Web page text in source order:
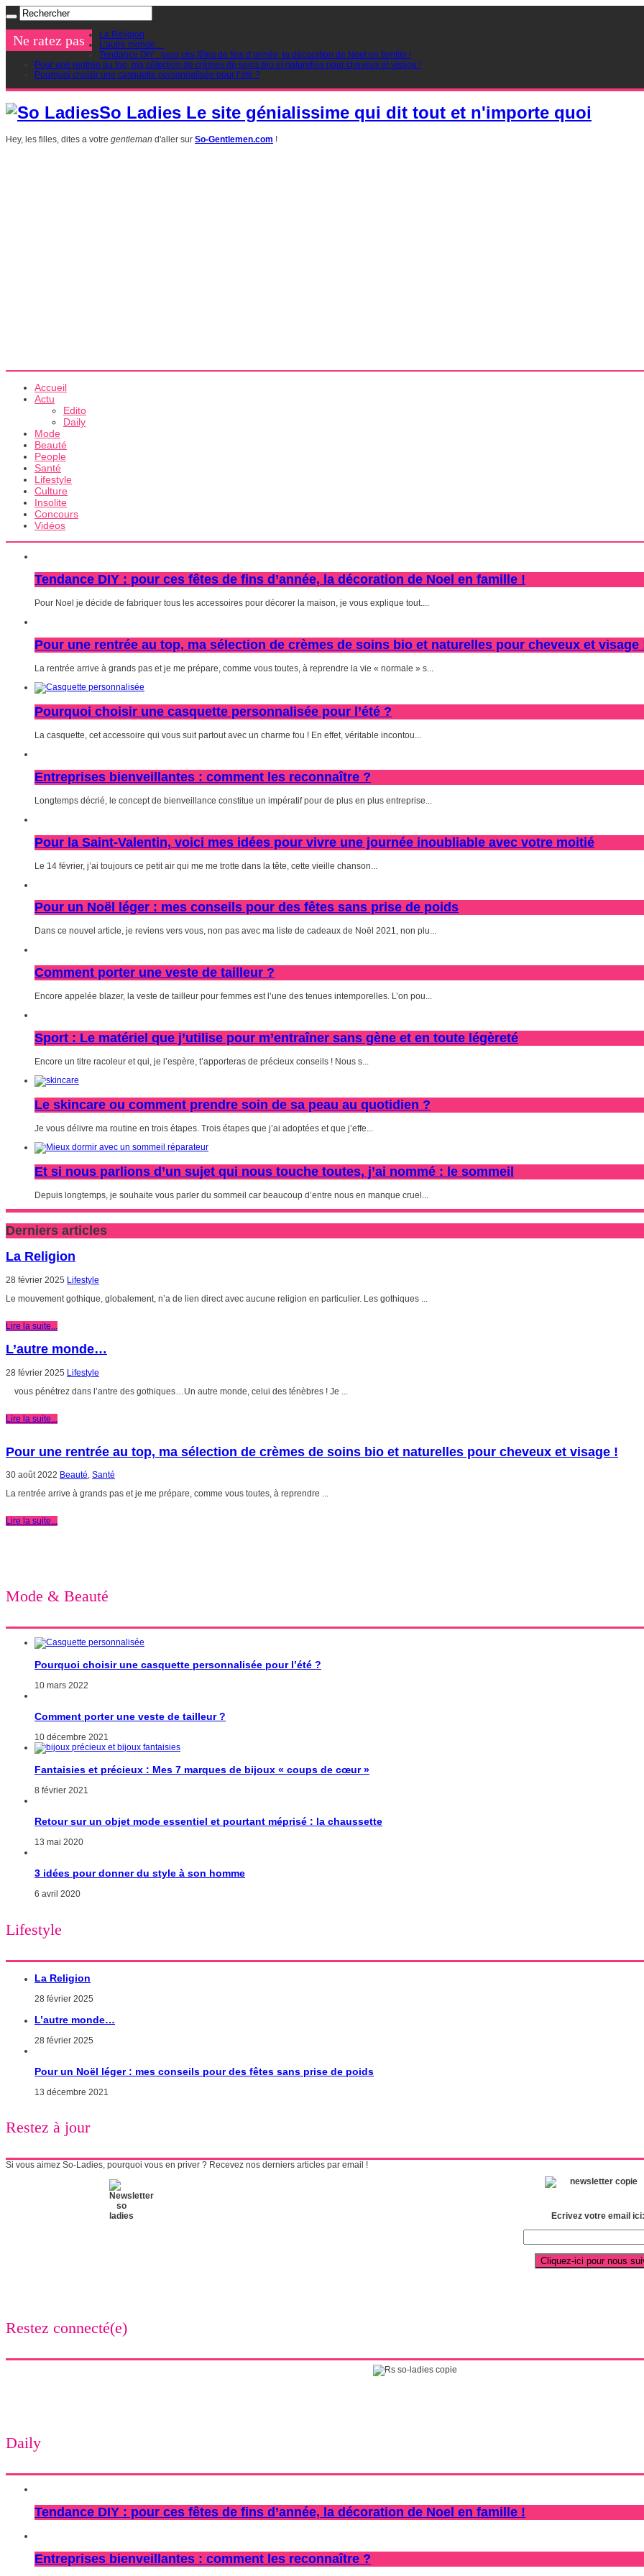
Ne ratez pas
La Religion
L’autre monde…
Tendance DIY : pour ces fêtes de fins d’année, la décoration de Noel en famille !
Pour une rentrée au top, ma sélection de crèmes de soins bio et naturelles pour cheveux et visage !
Pourquoi choisir une casquette personnalisée pour l’été ?
So Ladies Le site génialissime qui dit tout et n'importe quoi
Hey, les filles, dites a votre gentleman d'aller sur So-Gentlemen.com !
Accueil
Actu
Edito
Daily
Mode
Beauté
People
Santé
Lifestyle
Culture
Insolite
Concours
Vidéos
Tendance DIY : pour ces fêtes de fins d’année, la décoration de Noel en famille !
Pour Noel je décide de fabriquer tous les accessoires pour décorer la maison, je vous explique tout....
Pour une rentrée au top, ma sélection de crèmes de soins bio et naturelles pour cheveux et visage
La rentrée arrive à grands pas et je me prépare, comme vous toutes, à reprendre la vie « normale » s...
Pourquoi choisir une casquette personnalisée pour l’été ?
La casquette, cet accessoire qui vous suit partout avec un charme fou ! En effet, véritable incontou...
Entreprises bienveillantes : comment les reconnaître ?
Longtemps décrié, le concept de bienveillance constitue un impératif pour de plus en plus entreprise...
Pour la Saint-Valentin, voici mes idées pour vivre une journée inoubliable avec votre moitié
Le 14 février, j’ai toujours ce petit air qui me me trotte dans la tête, cette vieille chanson...
Pour un Noël léger : mes conseils pour des fêtes sans prise de poids
Dans ce nouvel article, je reviens vers vous, non pas avec ma liste de cadeaux de Noël 2021, non plu...
Comment porter une veste de tailleur ?
Encore appelée blazer, la veste de tailleur pour femmes est l’une des tenues intemporelles. L’on pou...
Sport : Le matériel que j’utilise pour m’entraîner sans gène et en toute légèreté
Encore un titre racoleur et qui, je l’espère, t’apporteras de précieux conseils ! Nous s...
Le skincare ou comment prendre soin de sa peau au quotidien ?
Je vous délivre ma routine en trois étapes. Trois étapes que j’ai adoptées et que j’effe...
Et si nous parlions d’un sujet qui nous touche toutes, j’ai nommé : le sommeil
Depuis longtemps, je souhaite vous parler du sommeil car beaucoup d’entre nous en manque cruel...
Derniers articles
La Religion
28 février 2025 Lifestyle
Le mouvement gothique, globalement, n’a de lien direct avec aucune religion en particulier. Les gothiques ...
Lire la suite...
L’autre monde…
28 février 2025 Lifestyle
vous pénétrez dans l’antre des gothiques…Un autre monde, celui des ténèbres ! Je ...
Lire la suite...
Pour une rentrée au top, ma sélection de crèmes de soins bio et naturelles pour cheveux et visage !
30 août 2022 Beauté, Santé
La rentrée arrive à grands pas et je me prépare, comme vous toutes, à reprendre ...
Lire la suite...
Mode & Beauté
Pourquoi choisir une casquette personnalisée pour l’été ?
10 mars 2022
Comment porter une veste de tailleur ?
10 décembre 2021
Fantaisies et précieux : Mes 7 marques de bijoux « coups de cœur »
8 février 2021
Retour sur un objet mode essentiel et pourtant méprisé : la chaussette
13 mai 2020
3 idées pour donner du style à son homme
6 avril 2020
Lifestyle
La Religion
28 février 2025
L’autre monde…
28 février 2025
Pour un Noël léger : mes conseils pour des fêtes sans prise de poids
13 décembre 2021
Restez à jour
Si vous aimez So-Ladies, pourquoi vous en priver ? Recevez nos derniers articles par email !
Ecrivez votre email ici:
Restez connecté(e)
Daily
Tendance DIY : pour ces fêtes de fins d’année, la décoration de Noel en famille !
Entreprises bienveillantes : comment les reconnaître ?